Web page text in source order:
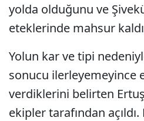
yolda olduğunu ve
eteklerinde mahsur
Yolun kar ve tipi
sonucu ilerleyemeyince
verdiklerini belirten
ekipler tarafından